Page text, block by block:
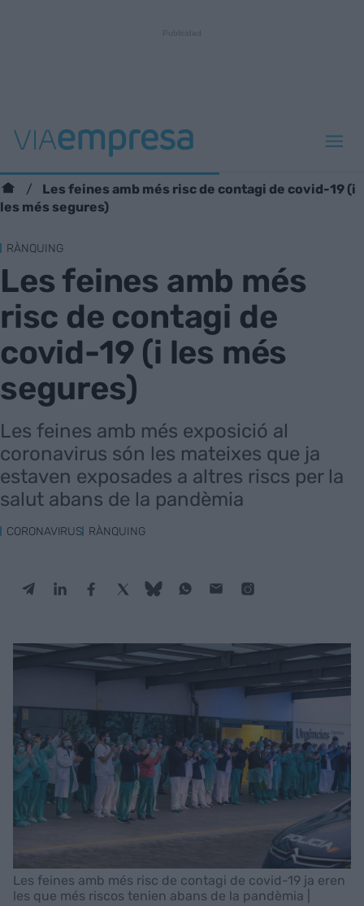
Les feines amb més risc de contagi de covid-19 (i
les més segures)
RÀNQUING
Les feines amb més
risc de contagi de
covid-19 (i les més
segures)
Les feines amb més exposició al
coronavirus són les mateixes que ja
estaven exposades a altres riscs per la
salut abans de la pandèmia
CORONAVIRUS RÀNQUING
Les feines amb més risc de contagi de covid-19 ja eren
les que més riscos tenien abans de la pandèmia |